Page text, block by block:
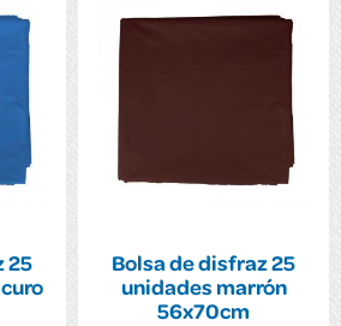
25
Bolsa de disfraz 25
unidades marrón
56x70cm